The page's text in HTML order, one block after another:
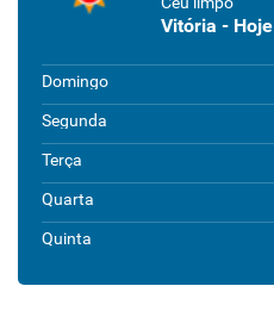
Vitória - Hoje
Domingo
Segunda
Terça
Quarta
Quinta